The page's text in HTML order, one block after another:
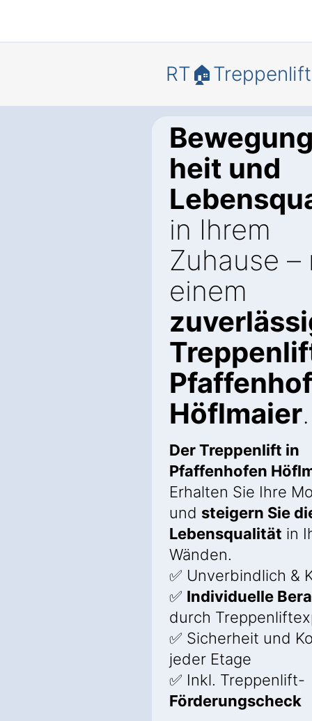
RT🏠Treppenlift
heit und
in Ihrem
Zuhause –
einem
Höflmaier.
Der Treppenlift in
Pfaffenhofen
Erhalten Sie Ihre
und steigern Sie
Lebensqualität in
Wänden.
✅ Unverbindlich &
✅ Individuelle
durch
✅ Sicherheit und
jeder Etage
✅ Inkl. Treppenlift-
Förderungscheck